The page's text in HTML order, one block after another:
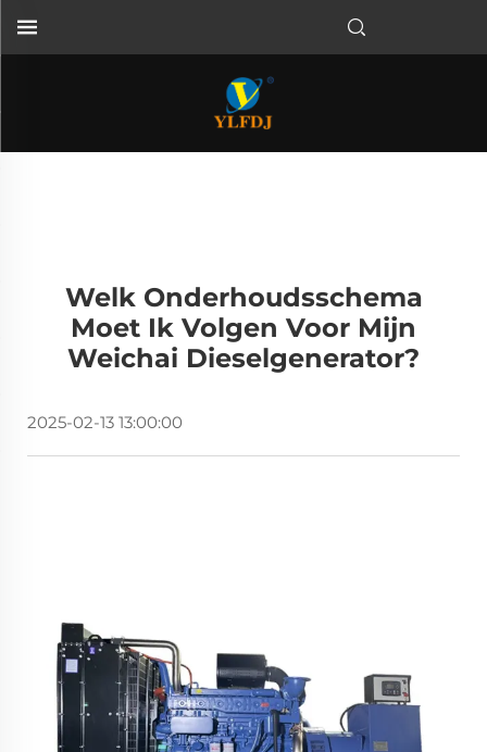
Welk Onderhoudsschema
Moet Ik Volgen Voor Mijn
Weichai Dieselgenerator?
2025-02-13 13:00:00